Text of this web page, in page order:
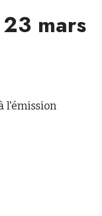
mars
l'émission